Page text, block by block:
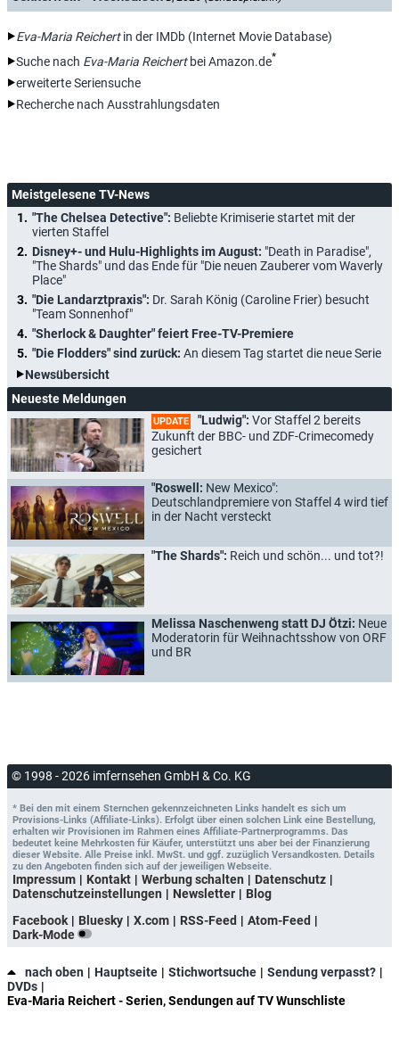
Eva-Maria Reichertin der IMDb (Internet Movie Database)
Suche nach Eva-Maria Reichertbei Amazon.de*
erweiterte Seriensuche
Recherche nach Ausstrahlungsdaten
Meistgelesene TV-News
"The Chelsea Detective": Beliebte Krimiserie startet mit der
vierten Staffel
Disney+- und Hulu-Highlights im August: "Death in Paradise",
"The Shards" und das Ende für "Die neuen Zauberer vom Waverly
Place"
"Die Landarztpraxis": Dr. Sarah König (Caroline Frier) besucht
"Team Sonnenhof"
"Sherlock & Daughter" feiert Free-TV-Premiere
"Die Flodders" sind zurück: An diesem Tag startet die neue Serie
Newsübersicht
Neueste Meldungen
UPDATE "Ludwig": Vor Staffel 2 bereits
Zukunft der BBC- und ZDF-Crimecomedy
gesichert
"Roswell: New Mexico":
Deutschlandpremiere von Staffel 4 wird tief
in der Nacht versteckt
"The Shards": Reich und schön... und tot?!
Melissa Naschenweng statt DJ Ötzi: Neue
Moderatorin für Weihnachtsshow von ORF
und BR
© 1998 - 2026 imfernsehen GmbH & Co. KG
* Bei den mit einem Sternchen gekennzeichneten Links handelt es sich um
Provisions-Links (Affiliate-Links). Erfolgt über einen solchen Link eine Bestellung,
erhalten wir Provisionen im Rahmen eines Affiliate-Partnerprogramms. Das
bedeutet keine Mehrkosten für Käufer, unterstützt uns aber bei der Finanzierung
dieser Website. Alle Preise inkl. MwSt. und ggf. zuzüglich Versandkosten. Details
zu den Angeboten finden sich auf der jeweiligen Webseite.
Impressum Kontakt Werbung schalten
Datenschutz
Datenschutzeinstellungen
Newsletter
Blog
Facebook
Bluesky X.com RSS-Feed
Atom-Feed
Dark-Mode
nach oben Hauptseite Stichwortsuche
Sendung verpasst?
DVDs
Eva-Maria Reichert - Serien, Sendungen auf TV Wunschliste